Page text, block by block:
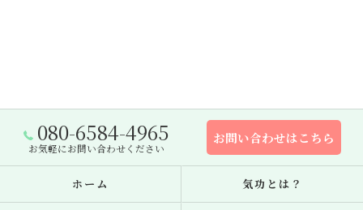
080-6584-4965
お気軽にお問い合わせください
お問い合わせはこちら
ホーム 気功とは？